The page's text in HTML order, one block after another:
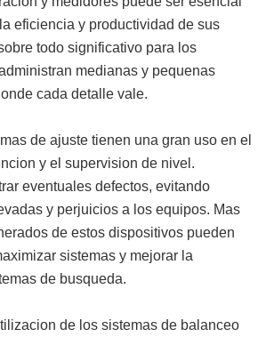
eficiencia y productividad de sus
todo significativo para los
medianas y pequenas
cada detalle vale.
de ajuste tienen una gran uso en el
y el supervision de nivel.
eventuales defectos, evitando
y perjuicios a los equipos. Mas
de estos dispositivos pueden
sistemas y mejorar la
de busqueda.
de los sistemas de balanceo